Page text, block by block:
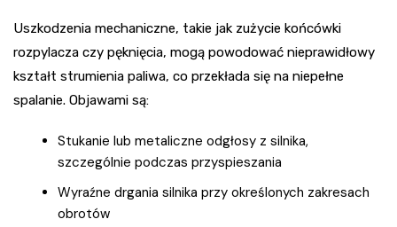
Uszkodzenia mechaniczne, takie jak zużycie końcówki
rozpylacza czy pęknięcia, mogą powodować nieprawidłowy
kształt strumienia paliwa, co przekłada się na niepełne
spalanie. Objawami są:
Stukanie lub metaliczne odgłosy z silnika,
szczególnie podczas przyspieszania
Wyraźne drgania silnika przy określonych zakresach
obrotów